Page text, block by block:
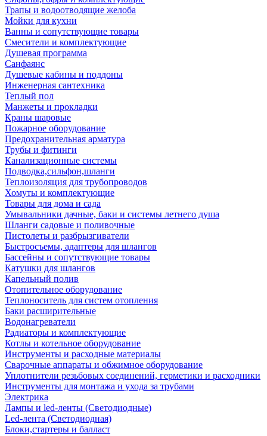
Трапы и водоотводящие желоба
Мойки для кухни
Ванны и сопутствующие товары
Смесители и комплектующие
Душевая программа
Санфаянс
Душевые кабины и поддоны
Инженерная сантехника
Теплый пол
Манжеты и прокладки
Краны шаровые
Пожарное оборудование
Предохранительная арматура
Трубы и фитинги
Канализационные системы
Подводка,сильфон,шланги
Теплоизоляция для трубопроводов
Хомуты и комплектующие
Товары для дома и сада
Умывальники дачные, баки и системы летнего душа
Шланги садовые и поливочные
Пистолеты и разбрызгиватели
Быстросъемы, адаптеры для шлангов
Бассейны и сопутствующие товары
Катушки для шлангов
Капельный полив
Отопительное оборудование
Теплоноситель для систем отопления
Баки расширительные
Водонагреватели
Радиаторы и комплектующие
Котлы и котельное оборудование
Инструменты и расходные материалы
Сварочные аппараты и обжимное оборудование
Уплотнители резьбовых соединений, герметики и расходники
Инструменты для монтажа и ухода за трубами
Электрика
Лампы и led-ленты (Светодиодные)
Led-лента (Светодиодная)
Блоки,стартеры и балласт